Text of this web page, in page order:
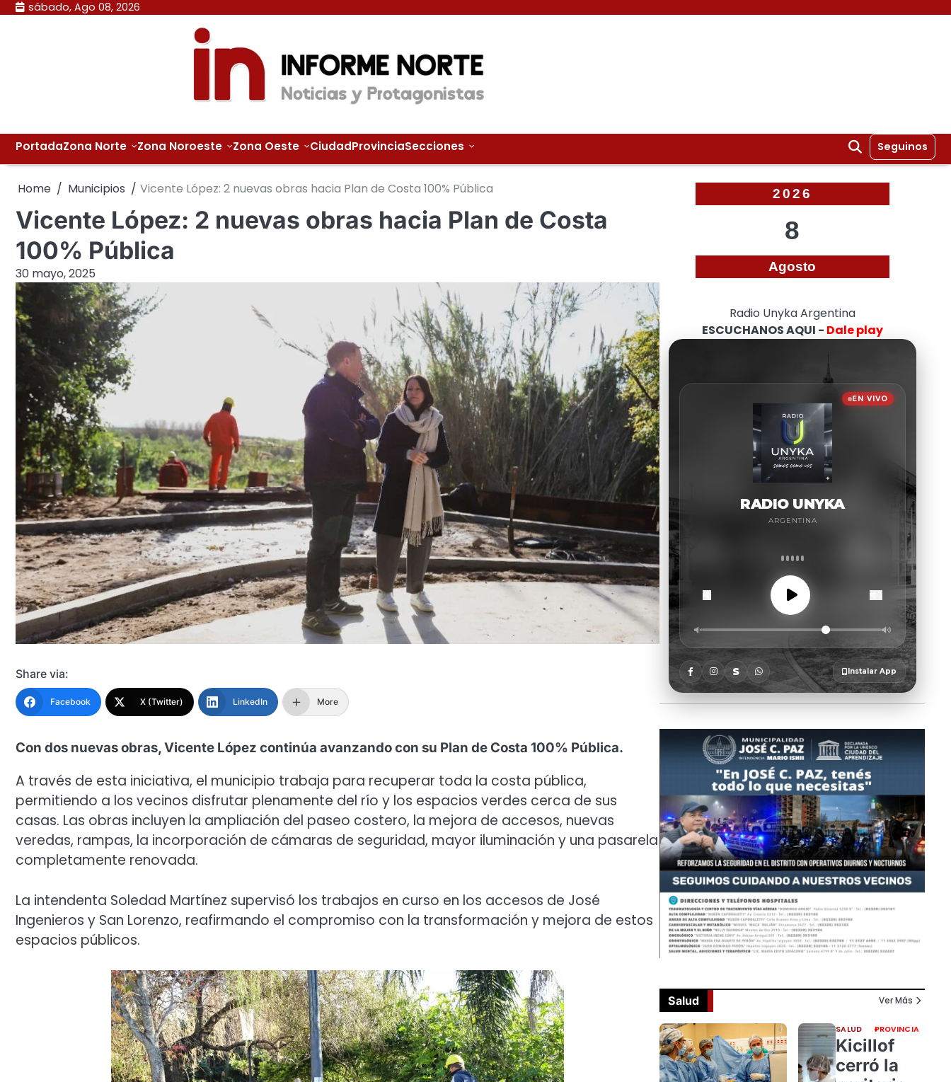
Skip sábado, Ago 08, 2026
PortadaZona Norte Zona Noroeste Zona Oeste CiudadProvinciaSecciones Seguinos
Home Municipios Vicente López: 2 nuevas obras hacia Plan de Costa 100% Pública
Vicente López: 2 nuevas obras hacia Plan de Costa
100% Pública
30 mayo, 2025
Share via:
Facebook X (Twitter) LinkedIn More
Con dos nuevas obras, Vicente López continúa avanzando con su Plan de Costa 100% Pública.
A través de esta iniciativa, el municipio trabaja para recuperar toda la costa pública,
permitiendo a los vecinos disfrutar plenamente del río y los espacios verdes cerca de sus
casas. Las obras incluyen la ampliación del paseo costero, la mejora de accesos, nuevas
veredas, rampas, la incorporación de cámaras de seguridad, mayor iluminación y una pasarela
completamente renovada.
La intendenta Soledad Martínez supervisó los trabajos en curso en los accesos de José
Ingenieros y San Lorenzo, reafirmando el compromiso con la transformación y mejora de estos
espacios públicos.
2026
8
Agosto
Radio Unyka Argentina
ESCUCHANOS AQUI - Dale play
Salud Ver Más
SALUD PROVINCIA
Kicillof
cerró la